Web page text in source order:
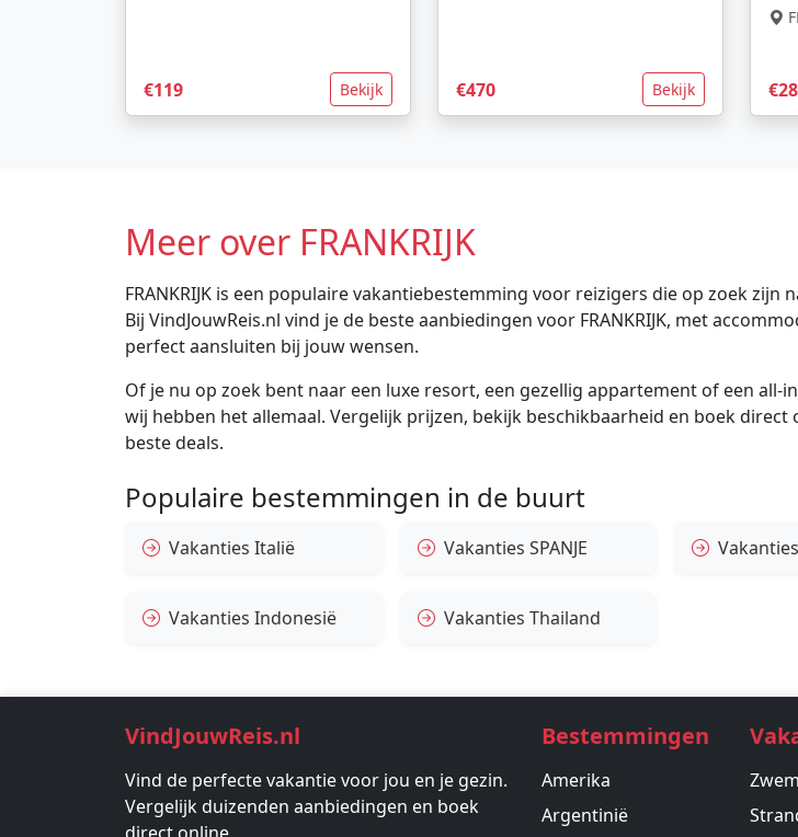
€119 Bekijk €470 Bekijk
Meer over FRANKRIJK
FRANKRIJK is een populaire vakantiebestemming voor reizigers die op zoek zijn
Bij VindJouwReis.nl vind je de beste aanbiedingen voor FRANKRIJK, met
perfect aansluiten bij jouw wensen.
Of je nu op zoek bent naar een luxe resort, een gezellig appartement of een all-
wij hebben het allemaal. Vergelijk prijzen, bekijk beschikbaarheid en boek direct
beste deals.
Populaire bestemmingen in de buurt
Vakanties Italië Vakanties SPANJE
Vakanties Indonesië Vakanties Thailand
VindJouwReis.nl
Vind de perfecte vakantie voor jou en je gezin.
Vergelijk duizenden aanbiedingen en boek
Bestemmingen
Amerika
Argentinië